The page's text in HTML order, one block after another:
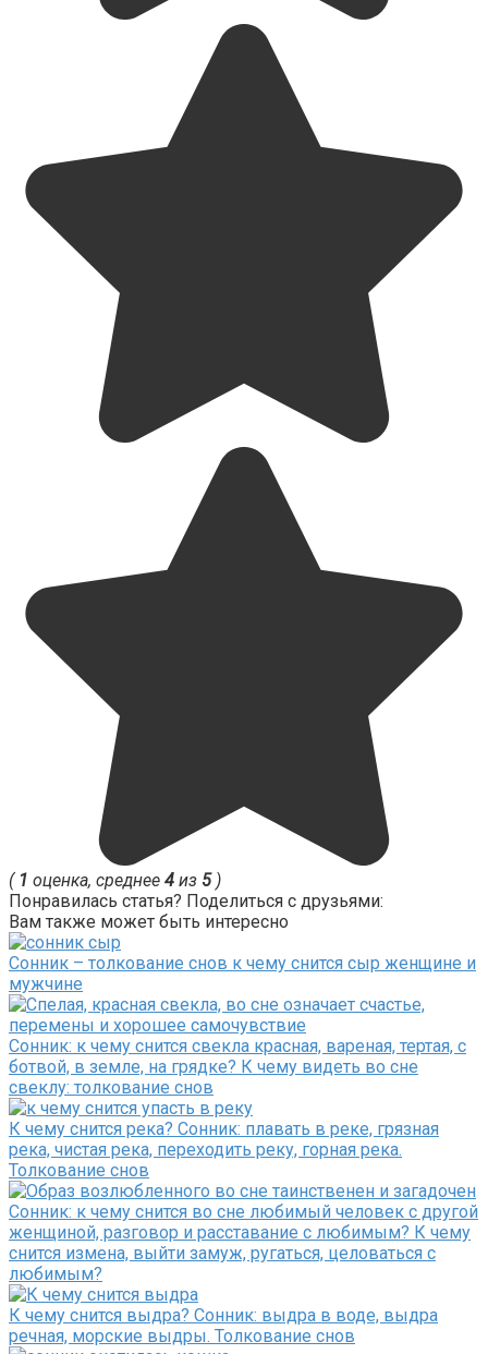
( 1 оценка, среднее 4 из 5)
Понравилась статья? Поделиться с друзьями:
Вам также может быть интересно
Сонник – толкование снов к чему снится сыр женщине и
мужчине
Сонник: к чему снится свекла красная, вареная, тертая, с
ботвой, в земле, на грядке? К чему видеть во сне
свеклу: толкование снов
К чему снится река? Сонник: плавать в реке, грязная
река, чистая река, переходить реку, горная река.
Толкование снов
Сонник: к чему снится во сне любимый человек с другой
женщиной, разговор и расставание с любимым? К чему
снится измена, выйти замуж, ругаться, целоваться с
любимым?
К чему снится выдра? Сонник: выдра в воде, выдра
речная, морские выдры. Толкование снов